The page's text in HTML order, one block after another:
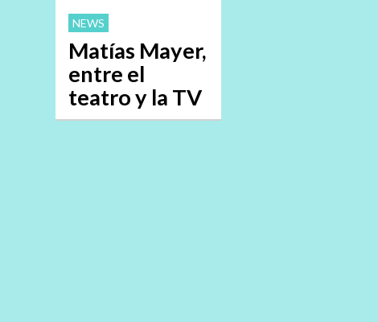
NEWS
Matías Mayer,
entre el
teatro y la TV